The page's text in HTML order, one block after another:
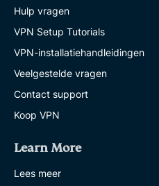
Hulp vragen
VPN Setup Tutorials
VPN-installatiehandleidingen
Veelgestelde vragen
Contact support
Koop VPN
Learn More
Lees meer